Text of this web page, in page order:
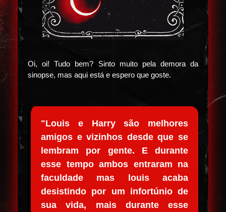
Oi, oi! Tudo bem? Sinto muito pela demora da
sinopse, mas aqui está e espero que goste.
"Louis e Harry são melhores
amigos e vizinhos desde que se
lembram por gente. E durante
esse tempo ambos entraram na
faculdade mas louis acaba
desistindo por um infortúnio de
sua vida, mais durante esse